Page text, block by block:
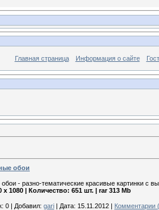
Главная страница Информация о сайте
обои
- разно-тематические красивые картинки с
1080 | Количество: 651 шт. | rar 313 Mb
0 | Добавил: gari | Дата: 15.11.2012 | Комментарии